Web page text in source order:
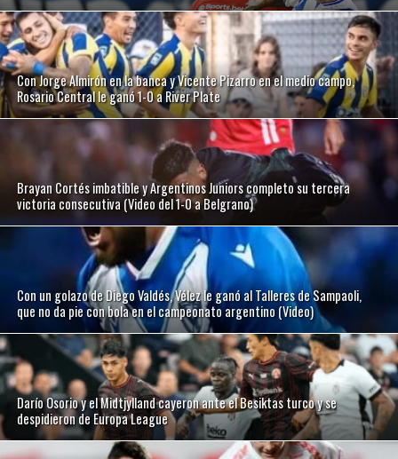
Con Jorge Almirón en la banca y Vicente Pizarro en el medio campo,
Rosario Central le ganó 1-0 a River Plate
Brayan Cortés imbatible y Argentinos Juniors completo su tercera
victoria consecutiva (Video del 1-0 a Belgrano)
Con un golazo de Diego Valdés, Vélez le ganó al Talleres de Sampaoli,
que no da pie con bola en el campeonato argentino (Video)
Darío Osorio y el Midtjylland cayeron ante el Besiktas turco y se
despidieron de Europa League